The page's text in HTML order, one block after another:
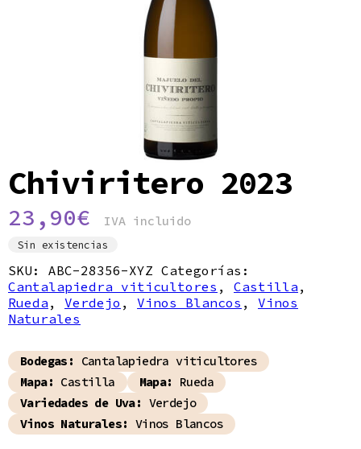
Política de privacidad
Chiviritero 2023
23,90€ IVA incluido
Sin existencias
SKU: ABC-28356-XYZ Categorías:
Cantalapiedra viticultores , Castilla ,
Rueda , Verdejo , Vinos Blancos , Vinos
Naturales
Bodegas:
Cantalapiedra viticultores
Mapa: Castilla Mapa:
Rueda
Variedades de Uva: Verdejo
Vinos Naturales: Vinos Blancos